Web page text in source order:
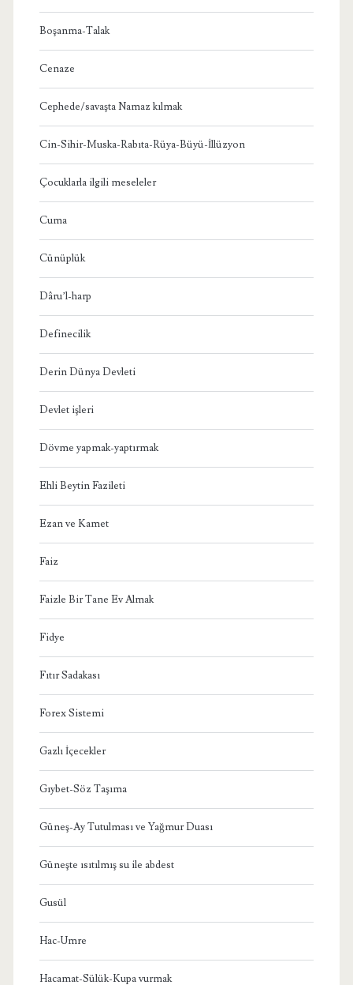
Boşanma-Talak
Cenaze
Cephede/savaşta Namaz kılmak
Cin-Sihir-Muska-Rabıta-Rüya-Büyü-İllüzyon
Çocuklarla ilgili meseleler
Cuma
Cünüplük
Dâru’l-harp
Definecilik
Derin Dünya Devleti
Devlet işleri
Dövme yapmak-yaptırmak
Ehli Beytin Fazileti
Ezan ve Kamet
Faiz
Faizle Bir Tane Ev Almak
Fidye
Fıtır Sadakası
Forex Sistemi
Gazlı İçecekler
Gıybet-Söz Taşıma
Güneş-Ay Tutulması ve Yağmur Duası
Güneşte ısıtılmış su ile abdest
Gusül
Hac-Umre
Hacamat-Sülük-Kupa vurmak